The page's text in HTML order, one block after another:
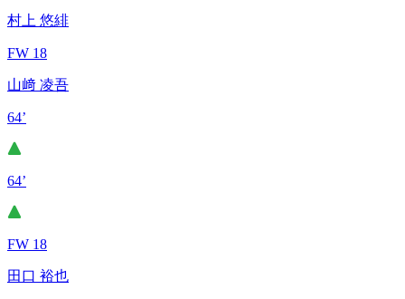
村上 悠緋
FW 18
山﨑 凌吾
64’
64’
FW 18
田口 裕也